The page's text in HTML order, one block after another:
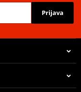
Prijava